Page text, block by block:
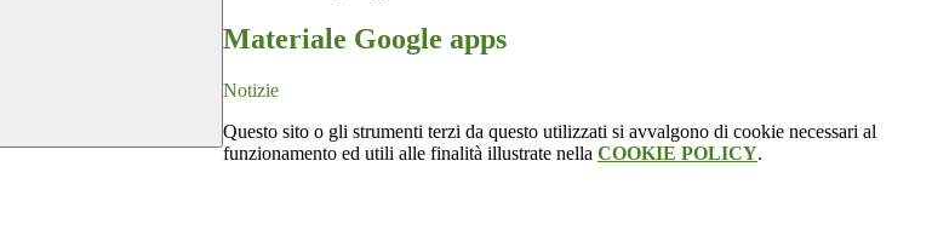
Materiale Google apps
Notizie
Questo sito o gli strumenti terzi da questo utilizzati si avvalgono di cookie necessari al
funzionamento ed utili alle finalità illustrate nella COOKIE POLICY.